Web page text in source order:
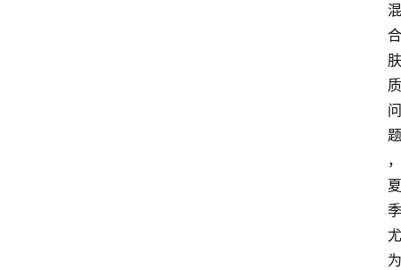
混
合
肤
质
问
题
，
夏
季
尤
为